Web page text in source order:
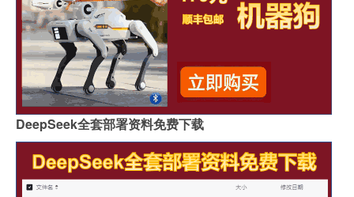
DeepSeek全套部署资料免费下载